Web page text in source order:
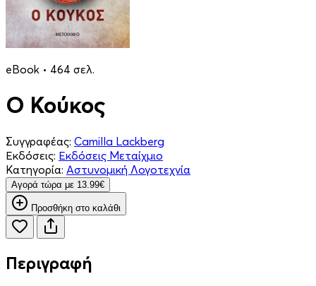
eBook • 464 σελ.
Ο Κούκος
Συγγραφέας: Camilla Lackberg
Εκδόσεις: Εκδόσεις Μεταίχμιο
Κατηγορία: Αστυνομική Λογοτεχνία
Aγορά τώρα με 13.99€
Προσθήκη στο καλάθι
Περιγραφή